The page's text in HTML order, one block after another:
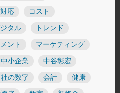
応 コスト
タル トレンド
ント マーケティング
中小企業 中谷彰宏
の数字 会計 健康